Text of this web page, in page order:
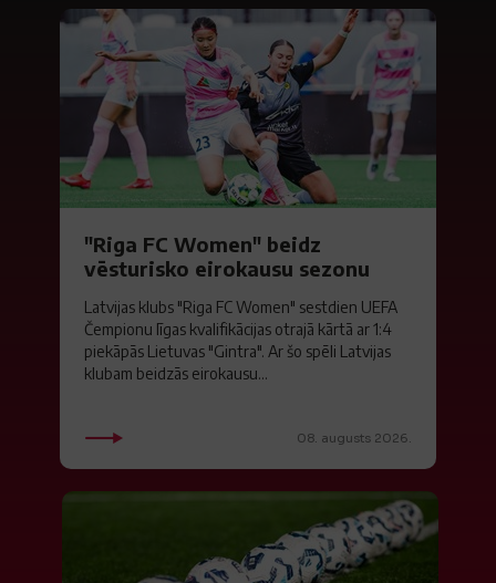
"Riga FC Women" beidz
vēsturisko eirokausu sezonu
Latvijas klubs "Riga FC Women" sestdien UEFA
Čempionu līgas kvalifikācijas otrajā kārtā ar 1:4
piekāpās Lietuvas "Gintra". Ar šo spēli Latvijas
klubam beidzās eirokausu...
08. augusts 2026.